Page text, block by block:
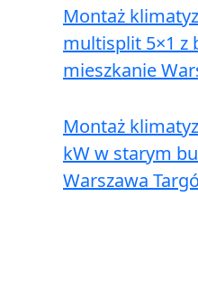
Montaż
multisplit 5×1 z
mieszkanie
Montaż
kW w starym
Warszawa